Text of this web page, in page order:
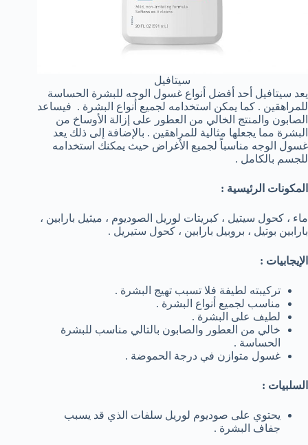
سيتافيل
يعد سيتافيل أحد أفضل أنواع غسول الوجه للبشرة الحساسة
للمراهقين . كما يمكن استخدامه لجميع أنواع البشرة . فيساعد
الصابون والمنتج الخالي من العطور على إزالة الأوساخ من
البشرة مما يجعلها مثالية للمراهقين . بالإضافة إلى ذلك يعد
غسول الوجه مناسباً لجميع الأغراض حيث يمكنك استخدامه
للجسم بالكامل .
المكونات الرئيسية :
ماء ، كحول سيتيل ، كبريتات لوريل الصوديوم ، ميثيل بارابين ،
بارابين بوتيل ، بروبيل بارابين ، كحول ستيريل .
الإيجابيات :
تركيبته لطيفة فلا تسبب تهيج البشرة .
مناسب لجميع أنواع البشرة .
لطيف على البشرة .
خالي من العطور والصابون بالتالي مناسب للبشرة
الحساسة .
غسول متوازن في درجة الحموضة .
السلبيات :
يحتوي على صوديوم لوريل سلفات الذي قد يسبب
جفاف البشرة .